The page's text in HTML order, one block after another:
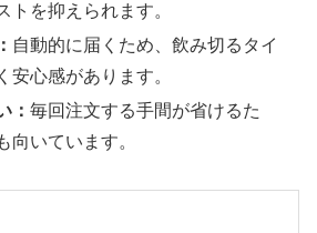
トを抑えられます。
自動的に届くため、飲み切るタイ
安心感があります。
：毎回注文する手間が省けるた
向いています。